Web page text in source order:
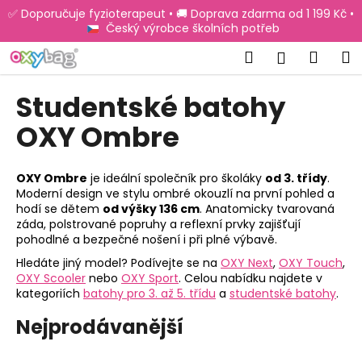
Přejít
na✅ Doporučuje fyzioterapeut • 🚚 Doprava zdarma od 1 199 Kč •
Český výrobce školních potřeb
Hledat
Studentské batohy
OXY Ombre
OXY Ombre je ideální společník pro školáky od 3. třídy.
Moderní design ve stylu ombré okouzlí na první pohled a
hodí se dětem od výšky 136 cm. Anatomicky tvarovaná
záda, polstrované popruhy a reflexní prvky zajišťují
pohodlné a bezpečné nošení i při plné výbavě.
Hledáte jiný model? Podívejte se na OXY Next, OXY Touch,
OXY Scooler nebo OXY Sport. Celou nabídku najdete v
kategoriích batohy pro 3. až 5. třídu a studentské batohy.
Nejprodávanější
K
š
í
Zpět
Zpět
o
p
o
t
ř
e
b
u
j
e
t
e